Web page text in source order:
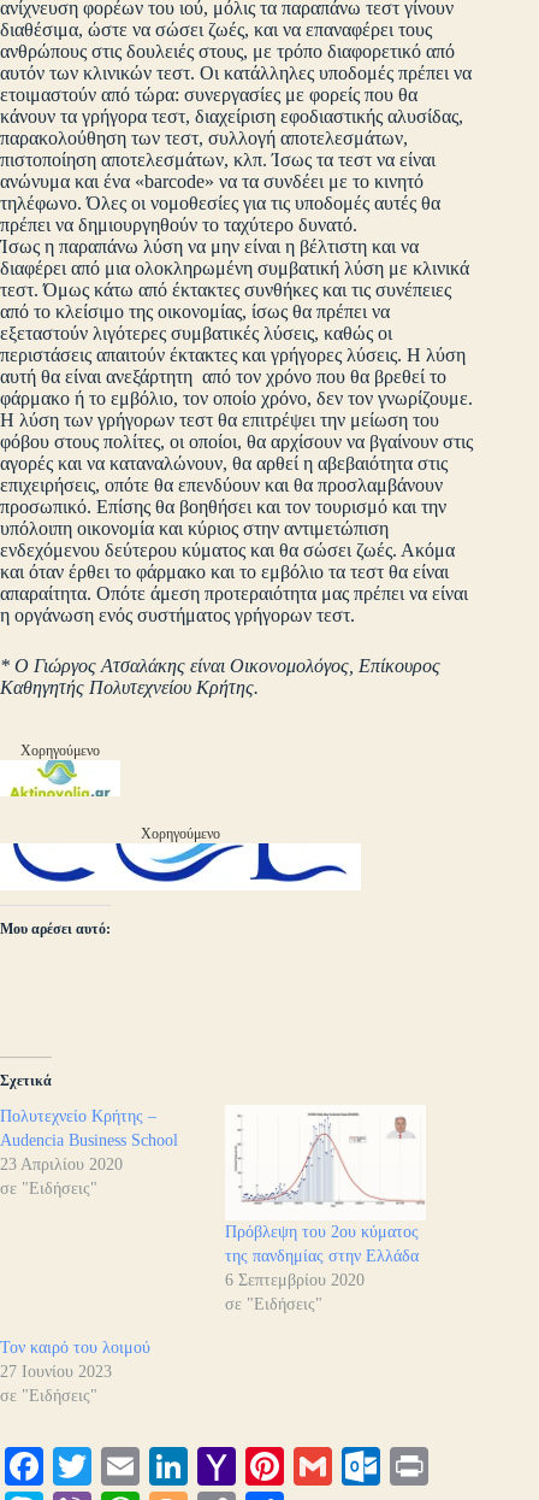
ανίχνευση φορέων του ιού, μόλις τα παραπάνω τεστ γίνουν
διαθέσιμα, ώστε να σώσει ζωές, και να επαναφέρει τους
ανθρώπους στις δουλειές στους, με τρόπο διαφορετικό από
αυτόν των κλινικών τεστ. Οι κατάλληλες υποδομές πρέπει να
ετοιμαστούν από τώρα: συνεργασίες με φορείς που θα
κάνουν τα γρήγορα τεστ, διαχείριση εφοδιαστικής αλυσίδας,
παρακολούθηση των τεστ, συλλογή αποτελεσμάτων,
πιστοποίηση αποτελεσμάτων, κλπ. Ίσως τα τεστ να είναι
ανώνυμα και ένα «barcode» να τα συνδέει με το κινητό
τηλέφωνο. Όλες οι νομοθεσίες για τις υποδομές αυτές θα
πρέπει να δημιουργηθούν το ταχύτερο δυνατό.
Ίσως η παραπάνω λύση να μην είναι η βέλτιστη και να
διαφέρει από μια ολοκληρωμένη συμβατική λύση με κλινικά
τεστ. Όμως κάτω από έκτακτες συνθήκες και τις συνέπειες
από το κλείσιμο της οικονομίας, ίσως θα πρέπει να
εξεταστούν λιγότερες συμβατικές λύσεις, καθώς οι
περιστάσεις απαιτούν έκτακτες και γρήγορες λύσεις. Η λύση
αυτή θα είναι ανεξάρτητη από τον χρόνο που θα βρεθεί το
φάρμακο ή το εμβόλιο, τον οποίο χρόνο, δεν τον γνωρίζουμε.
Η λύση των γρήγορων τεστ θα επιτρέψει την μείωση του
φόβου στους πολίτες, οι οποίοι, θα αρχίσουν να βγαίνουν στις
αγορές και να καταναλώνουν, θα αρθεί η αβεβαιότητα στις
επιχειρήσεις, οπότε θα επενδύουν και θα προσλαμβάνουν
προσωπικό. Επίσης θα βοηθήσει και τον τουρισμό και την
υπόλοιπη οικονομία και κύριος στην αντιμετώπιση
ενδεχόμενου δεύτερου κύματος και θα σώσει ζωές. Ακόμα
και όταν έρθει το φάρμακο και το εμβόλιο τα τεστ θα είναι
απαραίτητα. Οπότε άμεση προτεραιότητα μας πρέπει να είναι
η οργάνωση ενός συστήματος γρήγορων τεστ.
* Ο Γιώργος Ατσαλάκης είναι Οικονομολόγος, Επίκουρος
Καθηγητής Πολυτεχνείου Κρήτης.
Χορηγούμενο
Χορηγούμενο
Μου αρέσει αυτό:
Σχετικά
Πολυτεχνείο Κρήτης –
Audencia Business School
23 Απριλίου 2020
σε "Ειδήσεις"
Πρόβλεψη του 2ου κύματος
της πανδημίας στην Ελλάδα
6 Σεπτεμβρίου 2020
σε "Ειδήσεις"
Τον καιρό του λοιμού
27 Ιουνίου 2023
σε "Ειδήσεις"
Fa T
E
Li Y
Pi G
O